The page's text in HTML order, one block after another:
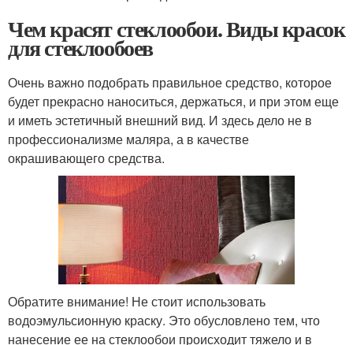
Чем красят стеклообои. Виды красок
для стеклообоев
Очень важно подобрать правильное средство, которое
будет прекрасно наноситься, держаться, и при этом еще
и иметь эстетичный внешний вид. И здесь дело не в
профессионализме маляра, а в качестве
окрашивающего средства.
Обратите внимание! Не стоит использовать
водоэмульсионную краску. Это обусловлено тем, что
нанесение ее на стеклообои происходит тяжело и в